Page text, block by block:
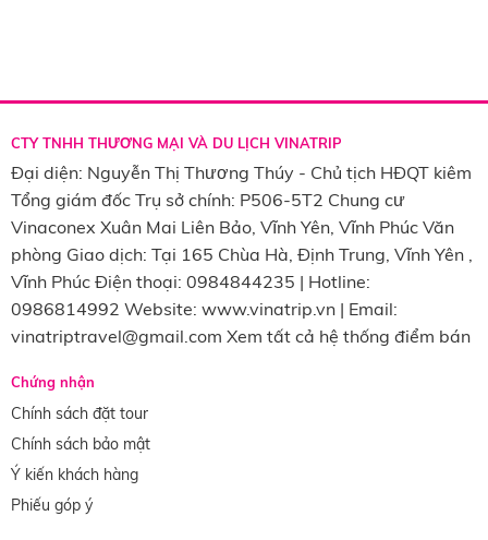
CTY TNHH THƯƠNG MẠI VÀ DU LỊCH VINATRIP
Đại diện: Nguyễn Thị Thương Thúy - Chủ tịch HĐQT kiêm
Tổng giám đốc Trụ sở chính: P506-5T2 Chung cư
Vinaconex Xuân Mai Liên Bảo, Vĩnh Yên, Vĩnh Phúc Văn
phòng Giao dịch: Tại 165 Chùa Hà, Định Trung, Vĩnh Yên ,
Vĩnh Phúc Điện thoại: 0984844235 | Hotline:
0986814992 Website: www.vinatrip.vn | Email:
vinatriptravel@gmail.com Xem tất cả hệ thống điểm bán
Chứng nhận
Chính sách đặt tour
Chính sách bảo mật
Ý kiến khách hàng
Phiếu góp ý